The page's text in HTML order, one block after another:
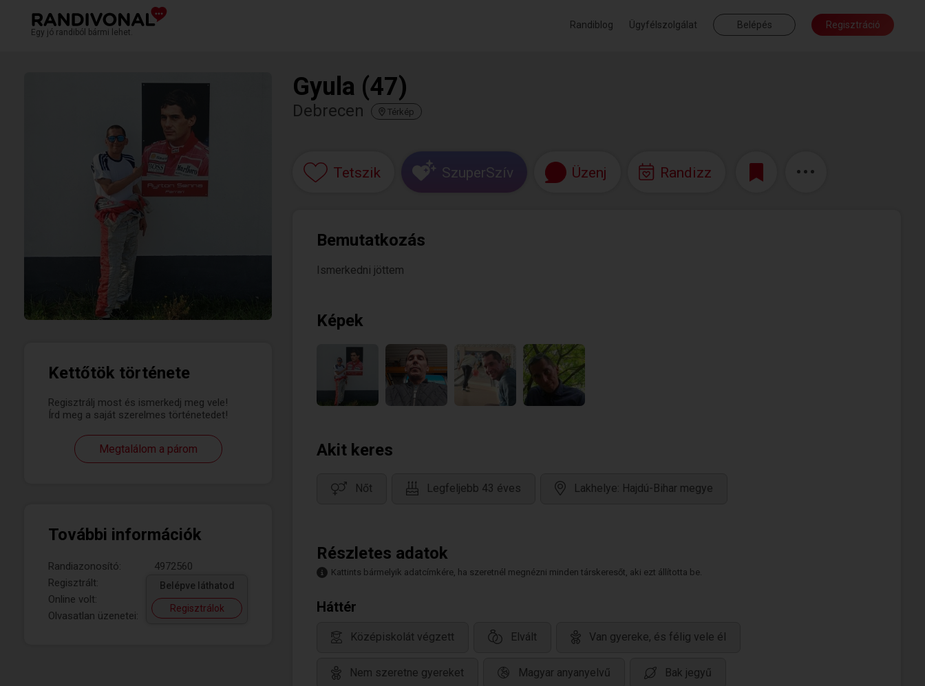
Egy jó randiból bármi lehet.
Randiblog Ügyfélszolgálat Belépés Regisztráció
Kettőtök története
Regisztrálj most és ismerkedj meg vele!
Írd meg a saját szerelmes történetedet!
Megtalálom a párom
További információk
Randiazonosító:
4972560
Regisztrált:
Online volt:
Olvasatlan üzenetei:
Belépve láthatod
Regisztrálok
Gyula (47)
Debrecen Térkép
Tetszik SzuperSzív Üzenj Randizz
Bemutatkozás
Ismerkedni jöttem
Képek
Akit keres
Nőt Legfeljebb 43 éves Lakhelye: Hajdú-Bihar megye
Részletes adatok
Kattints bármelyik adatcímkére, ha szeretnél megnézni minden társkeresőt, aki ezt állította be.
Háttér
Középiskolát végzett Elvált Van gyereke, és félig vele él
Nem szeretne gyereket Magyar anyanyelvű Bak jegyű